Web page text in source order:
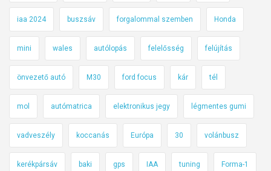
iaa 2024 buszsáv forgalommal szemben Honda
mini wales autólopás felelősség felújítás
önvezető autó M30 ford focus kár tél
mol autómatrica elektronikus jegy légmentes gumi
vadveszély koccanás Európa 30 volánbusz
kerékpársáv baki gps IAA tuning Forma-1